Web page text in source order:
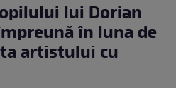
lui Dorian
în luna de
artistului cu